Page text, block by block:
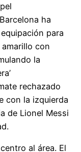
ha
para
con
la
rechazado
con la izquierda
de Lionel Messi
al área. El